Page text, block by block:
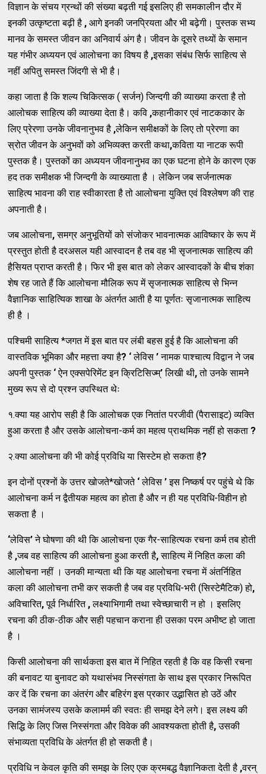
विज्ञान के संचय ग्रन्थों की संख्या बढ़ती गई इसलिए ही समकालीन दौर में
इनकी उत्कृष्टता बढ़ी है ,आगे इनकी जनप्रियता और भी बढ़ेगी। पुस्तक सभ्य
मानव के समस्त जीवन का अनिवार्य अंग है। जीवन के दूसरे तथ्यों के समान
यह गंभीर अध्ययन एवं आलोचना का विषय है ,इसका संबंध सिर्फ साहित्य से
नहीं अपितु समस्त जिंदगी से भी है।
कहा जाता है कि शल्य चिकित्सक ( सर्जन) जिन्दगी की व्याख्या करता है तो
आलोचक साहित्य की व्याख्या देता है। कवि ,कहानीकार एवं नाटककार के
लिए प्रेरणा उनके जीवनानुभव है ,लेकिन समीक्षकों के लिए तो प्रेरणा का
स्रोत जीवन के अनुभवों को अभिव्यक्त करती कथा,कविता या नाटक रूपी
पुस्तक है। पुस्तकों का अध्ययन जीवनानुभव का एक घटना होने के कारण एक
हद तक समीक्षक भी जिन्दगी के व्याख्याता है । लेकिन जब सर्जनात्मक
साहित्य भावना की राह स्वीकारता है तो आलोचना युक्ति एवं विश्लेषण की राह
अपनाती है।
जब आलोचना,समग्र अनुभूतियों को संजोकर भावनात्मक आविष्कार के रूप में
प्रस्तुत होती है दरअसल यही आस्वादन है तब वह भी सृजनात्मक साहित्य की
हैसियत प्राप्त करती है। फिर भी इस बात को लेकर आस्वादकों के बीच शंका
शेष रह जाते हैं कि आलोचना मौलिक रूप में सृजनात्मक साहित्य से भिन्न
वैज्ञानिक साहित्यिक शाखा के अंतर्गत आती है या पूर्णतः सृजानात्मक साहित्य
ही है ।
पश्चिमी साहित्य *जगत में इस बात पर लंबी बहस हुई है कि आलोचना की
वास्तविक भूमिका और महत्ता क्या है? ‘लेविस’नामक पाश्चात्य विद्वान ने जब
अपनी पुस्तक ‘ऐन एक्सपेरिमेंट इन कि्रटिसिज्म्’लिखी थी,तो उनके सामने
मुख्य रूप से दो प्रश्न उपस्थित थेः
१.क्या यह आरोप सही है कि आलोचक एक नितांत परजीवी (पैरासाइट) व्यक्ति
हुआ करता है और उसके आलोचना-कर्म का महत्व प्राथमिक नहीं हो सकता?
२.क्या आलोचना की भी कोई प्रविधि या सिस्टेम हो सकता है?
इन दोनों प्रश्नों के उत्तर खोजते*खोजते ‘लेविस’इस निष्कर्ष पर पहुंचे थे कि
आलोचना कर्म न द्वैतीयक महत्व का होता है और न ही यह प्रविधि-विहीन हो
सकता है ।
‘लेविस’ने घोषणा की थी कि आलोचना एक गैर-साहित्यक रचना कर्म तब होती
है ,जब वह साहित्य की आलोचना हुआ करती है,साहित्य में निहित कला की
आलोचना नहीं । उनकी मान्यता थी कि यह आलोचना रचना में अंतर्निहित
कला की आलोचना तभी कर सकती है जब वह प्रविधि-भरी (सिस्टेमैटिक) हो,
अविचारित,पूर्व निर्धारित ,लक्ष्याभिगामी तथा स्वेच्छाचारी न हो । इसलिए
रचना की ठीक-ठीक और सही पहचान कराना ही उसका परम अभीष्ट हो जाता
है ।
किसी आलोचना की सार्थकता इस बात में निहित रहती है कि वह किसी रचना
की बनावट या बुनावट को यथासंभव निस्संगता के साथ इस प्रकार निरूपित
कर दें कि रचना का अंतरंग और बहिरंग इस प्रकार उद्भासित हो उठें और
उनका सामंजस्य उसके कलामर्म की स्वतः ही समझ देने लगे। इस लक्ष्य की
सिद्धि के लिए जिस निस्संगता और विवेक की आवश्यकता होती है,उसकी
संभाव्यता प्रविधि के अंतर्गत ही हो सकती है।
प्रविधि न केवल कृति की समझ के लिए एक क्रमबद्ध वैज्ञानिकता देती है ,वरन्